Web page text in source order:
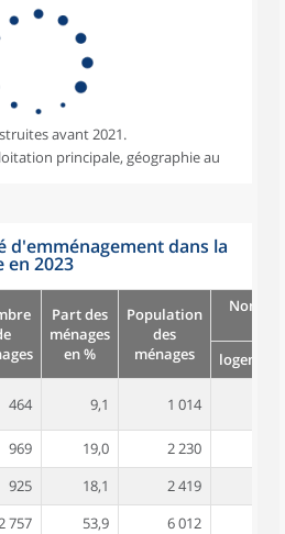
avant 2021.
principale, géographie au
d'emménagement dans la
en 2023
Part des
ménages
en %
Population
des
ménages
logement
464 9,1 1 014
969 19,0 2 230
925 18,1 2 419
757 53,9 6 012